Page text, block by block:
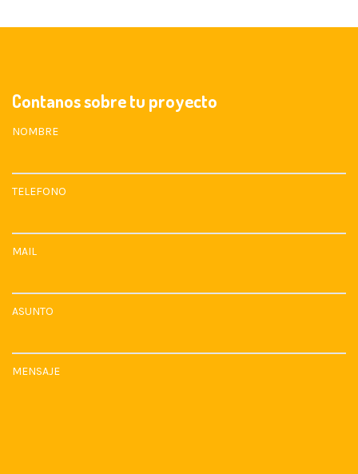
Contanos sobre tu proyecto
NOMBRE
TELEFONO
MAIL
ASUNTO
MENSAJE